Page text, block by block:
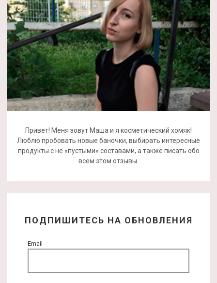
Привет! Меня зовут Маша и я косметический хомяк!
Люблю пробовать новые баночки, выбирать интересные
продукты с не «пустыми» составами, а также писать обо
всем этом отзывы.
ПОДПИШИТЕСЬ НА ОБНОВЛЕНИЯ
Email